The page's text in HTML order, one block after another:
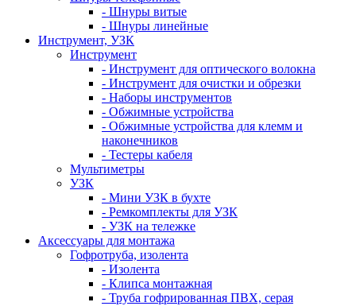
- Шнуры витые
- Шнуры линейные
Инструмент, УЗК
Инструмент
- Инструмент для оптического волокна
- Инструмент для очистки и обрезки
- Наборы инструментов
- Обжимные устройства
- Обжимные устройства для клемм и
наконечников
- Тестеры кабеля
Мультиметры
УЗК
- Мини УЗК в бухте
- Ремкомплекты для УЗК
- УЗК на тележке
Аксессуары для монтажа
Гофротруба, изолента
- Изолента
- Клипса монтажная
- Труба гофрированная ПВХ, серая